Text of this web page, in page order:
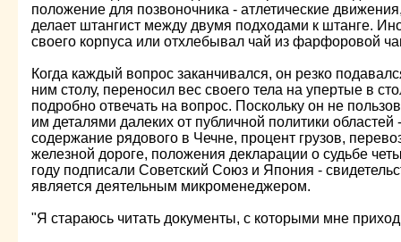
положение для позвоночника - атлетические
делает штангист между двумя подходами к штанге.
своего корпуса или отхлебывал чай из фарфоровой
Когда каждый вопрос заканчивался, он резко
ним столу, переносил вес своего тела на упертые в
подробно отвечать на вопрос. Поскольку он не
им деталями далеких от публичной политики
содержание рядового в Чечне, процент грузов,
железной дороге, положения декларации о судьбе
году подписали Советский Союз и Япония -
является деятельным микроменеджером.
"Я стараюсь читать документы, с которыми мне